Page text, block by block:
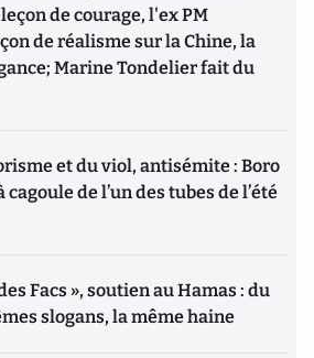
de courage, l'ex PM
de réalisme sur la Chine, la
Marine Tondelier fait du
et du viol, antisémite : Boro
de l’un des tubes de l’été
Facs », soutien au Hamas : du
slogans, la même haine